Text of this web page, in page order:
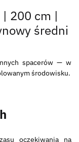
200 cm |
średni
spacerów — w
środowisku.
oczekiwania na